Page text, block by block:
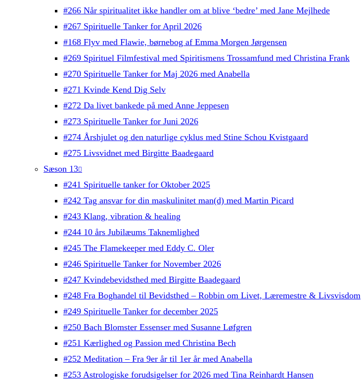
#266 Når spiritualitet ikke handler om at blive ‘bedre’ med Jane Mejlhede
#267 Spirituelle Tanker for April 2026
#168 Flyv med Flawie, børnebog af Emma Morgen Jørgensen
#269 Spirituel Filmfestival med Spiritismens Trossamfund med Christina Frank
#270 Spirituelle Tanker for Maj 2026 med Anabella
#271 Kvinde Kend Dig Selv
#272 Da livet bankede på med Anne Jeppesen
#273 Spirituelle Tanker for Juni 2026
#274 Årshjulet og den naturlige cyklus med Stine Schou Kvistgaard
#275 Livsvidnet med Birgitte Baadegaard
Sæson 13
#241 Spirituelle tanker for Oktober 2025
#242 Tag ansvar for din maskulinitet man(d) med Martin Picard
#243 Klang, vibration & healing
#244 10 års Jubilæums Taknemlighed
#245 The Flamekeeper med Eddy C. Oler
#246 Spirituelle Tanker for November 2026
#247 Kvindebevidsthed med Birgitte Baadegaard
#248 Fra Boghandel til Bevidsthed – Robbin om Livet, Læremestre & Livsvisdom
#249 Spirituelle Tanker for december 2025
#250 Bach Blomster Essenser med Susanne Løfgren
#251 Kærlighed og Passion med Christina Bech
#252 Meditation – Fra 9er år til 1er år med Anabella
#253 Astrologiske forudsigelser for 2026 med Tina Reinhardt Hansen